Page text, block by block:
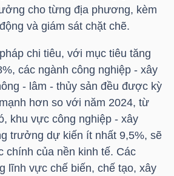
cho từng địa phương, kèm
và giám sát chặt chẽ.
chi tiêu, với mục tiêu tăng
các ngành công nghiệp - xây
- lâm - thủy sản đều được kỳ
hơn so với năm 2024, từ
khu vực công nghiệp - xây
trưởng dự kiến ít nhất 9,5%, sẽ
chính của nền kinh tế. Các
lĩnh vực chế biến, chế tạo, xây